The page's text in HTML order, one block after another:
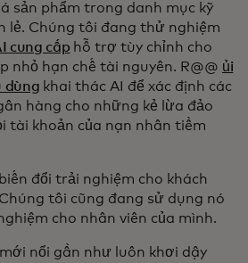
sản phẩm trong danh mục kỹ
lẻ. Chúng tôi đang thử nghiệm
cung cấp hỗ trợ tùy chỉnh cho
nhỏ hạn chế tài nguyên. R@@ ủi
dùng khai thác AI để xác định các
hàng cho những kẻ lừa đảo
tài khoản của nạn nhân tiềm
đổi trải nghiệm cho khách
tôi cũng đang sử dụng nó
cho nhân viên của mình.
nổi gần như luôn khơi dậy